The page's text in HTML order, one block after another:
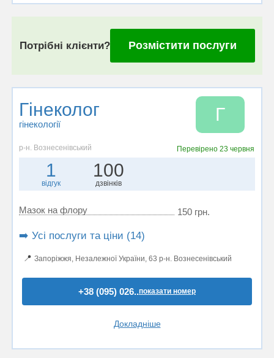
Потрібні клієнти? Розмістити послуги
Гінеколог
гінекології Г
р-н. Вознесенівський Перевірено23 червня
1
відгук
100
дзвінків
Мазок на флору 150 грн.
➡️ Усі послуги та ціни (14)
📍 Запоріжжя, Незалежної України, 63 р-н. Вознесенівський
+38 (095) 026..показати номер
Докладніше